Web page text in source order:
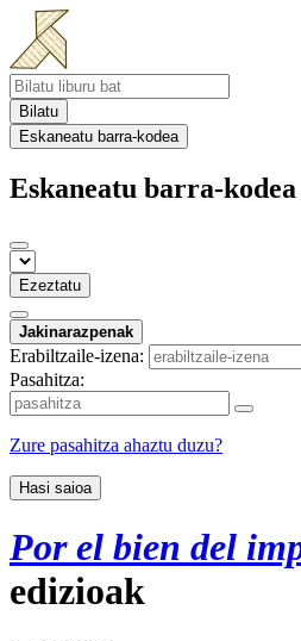
Bilatu
Eskaneatu barra-kodea
Eskaneatu barra-kodea
Ezeztatu
Jakinarazpenak
Erabiltzaile-izena:
Pasahitza:
Zure pasahitza ahaztu duzu?
Hasi saioa
Por el bien del
edizioak